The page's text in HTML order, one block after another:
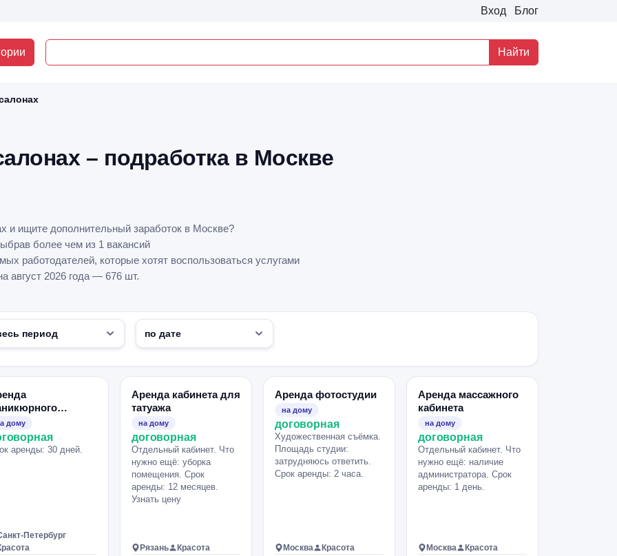
Вход Блог
Найти
– подработка в Москве
и ищите дополнительный заработок в Москве?
более чем из 1 вакансий
работодателей, которые хотят воспользоваться услугами
август 2026 года — 676 шт.
дому
аренды: 30 дней.
Петербург
Аренда кабинета для
татуажа
на дому
договорная
Отдельный кабинет. Что
нужно ещё: уборка
помещения. Срок
аренды: 12 месяцев.
Узнать цену
Рязань
Красота
Аренда фотостудии
на дому
договорная
Художественная съёмка.
Площадь студии:
затрудняюсь ответить.
Срок аренды: 2 часа.
Москва
Красота
Аренда массажного
кабинета
на дому
договорная
Отдельный кабинет. Что
нужно ещё: наличие
администратора. Срок
аренды: 1 день.
Москва
Красота